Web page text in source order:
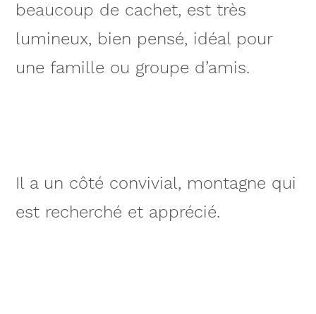
beaucoup de cachet, est très
lumineux, bien pensé, idéal pour
une famille ou groupe d’amis.
Il a un côté convivial, montagne qui
est recherché et apprécié.